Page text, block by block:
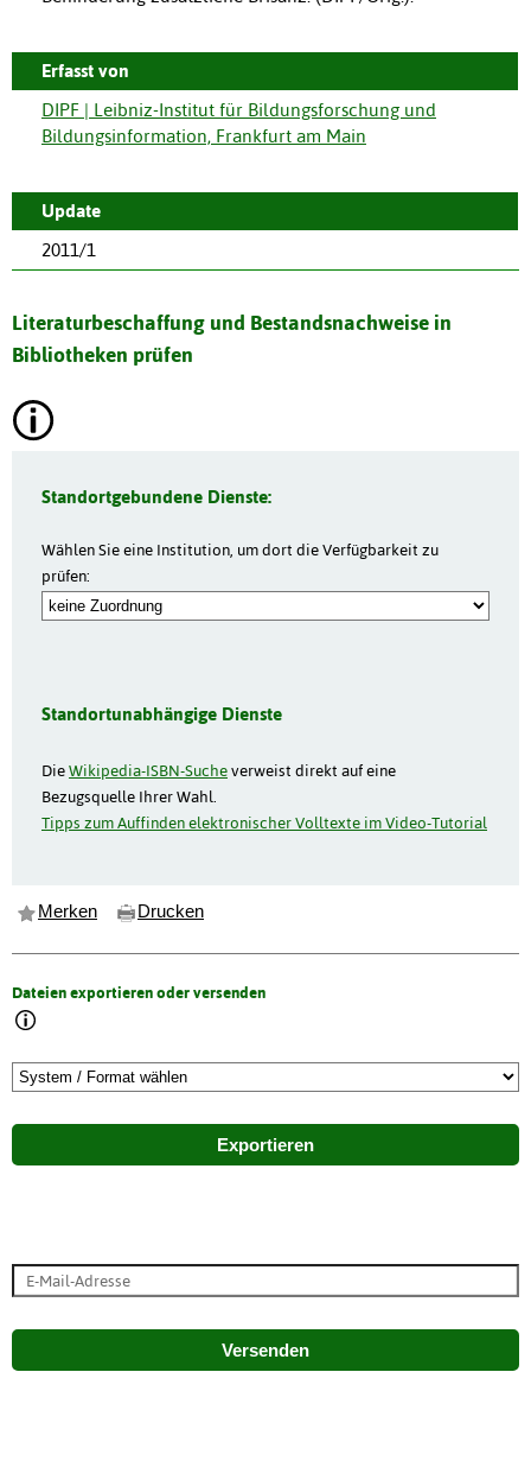
Erfasst von
DIPF | Leibniz-Institut für Bildungsforschung und
Bildungsinformation, Frankfurt am Main
Update
2011/1
Literaturbeschaffung und Bestandsnachweise in
Bibliotheken prüfen
Standortgebundene Dienste:
Wählen Sie eine Institution, um dort die Verfügbarkeit zu
prüfen:
Standortunabhängige Dienste
DieWikipedia-ISBN-Sucheverweist direkt auf eine
Bezugsquelle Ihrer Wahl.
Tipps zum Auffinden elektronischer Volltexte im Video-Tutorial
Merken Drucken
Dateien exportieren oder versenden
Exportieren
Versenden